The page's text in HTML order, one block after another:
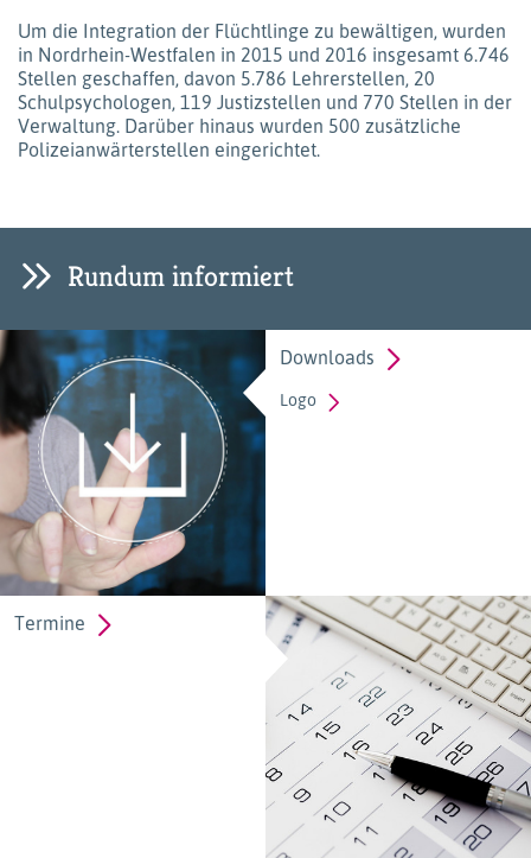
Um die Integration der Flüchtlinge zu bewältigen, wurden
in Nordrhein-Westfalen in 2015 und 2016 insgesamt 6.746
Stellen geschaffen, davon 5.786 Lehrerstellen, 20
Schulpsychologen, 119 Justizstellen und 770 Stellen in der
Verwaltung. Darüber hinaus wurden 500 zusätzliche
Polizeianwärterstellen eingerichtet.
Rundum informiert
Downloads
Logo
Termine